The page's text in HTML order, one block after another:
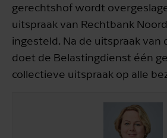
gerechtshof wordt
uitspraak van Rechtbank
ingesteld. Na de uitspraak van
doet de Belastingdienst één
collectieve uitspraak op alle